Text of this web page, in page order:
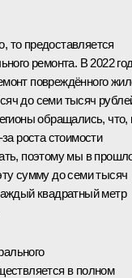
то предоставляется
ремонта. В 2022
повреждённого
до семи тысяч
обращались, что,
роста стоимости
поэтому мы в
сумму до семи тысяч
квадратный метр
в полном